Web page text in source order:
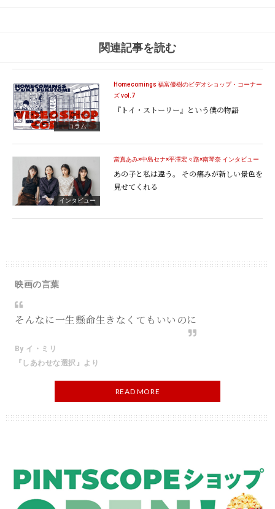
関連記事を読む
コラム
Homecomings 福富優樹のビデオショップ・コーナー
ズ vol.7
『トイ・ストーリー』という僕の物語
インタビュー
當真あみ×中島セナ×平澤宏々路×南琴奈 インタビュー
あの子と私は違う。 その痛みが新しい景色を
見せてくれる
映画の言葉
そんなに一生懸命生きなくてもいいのに
By イ・ミリ
『しあわせな選択』より
READ MORE